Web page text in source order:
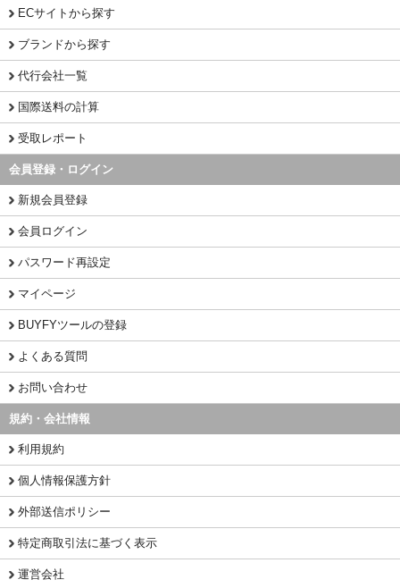
ECサイトから探す
ブランドから探す
代行会社一覧
国際送料の計算
受取レポート
会員登録・ログイン
新規会員登録
会員ログイン
パスワード再設定
マイページ
BUYFYツールの登録
よくある質問
お問い合わせ
規約・会社情報
利用規約
個人情報保護方針
外部送信ポリシー
特定商取引法に基づく表示
運営会社